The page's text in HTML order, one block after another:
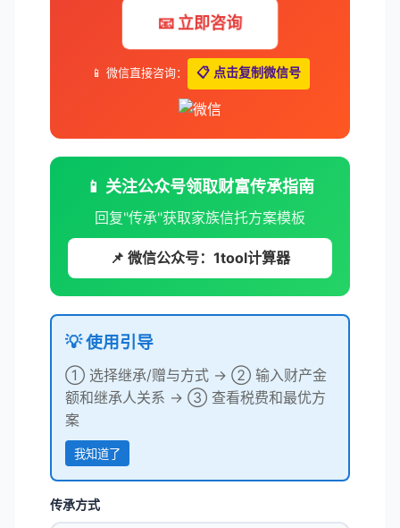
📧 立即咨询
📱 微信直接咨询： 📋 点击复制微信号
📱 关注公众号领取财富传承指南
回复"传承"获取家族信托方案模板
📌 微信公众号：1tool计算器
💡 使用引导
① 选择继承/赠与方式 → ② 输入财产金
额和继承人关系 → ③ 查看税费和最优方
案
我知道了
传承方式